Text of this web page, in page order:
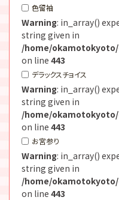
色留袖
Warning: in_array()
string given in
/home/
on line 443
デラックスチョイス
Warning: in_array()
string given in
/home/
on line 443
お宮参り
Warning: in_array()
string given in
/home/
on line 443